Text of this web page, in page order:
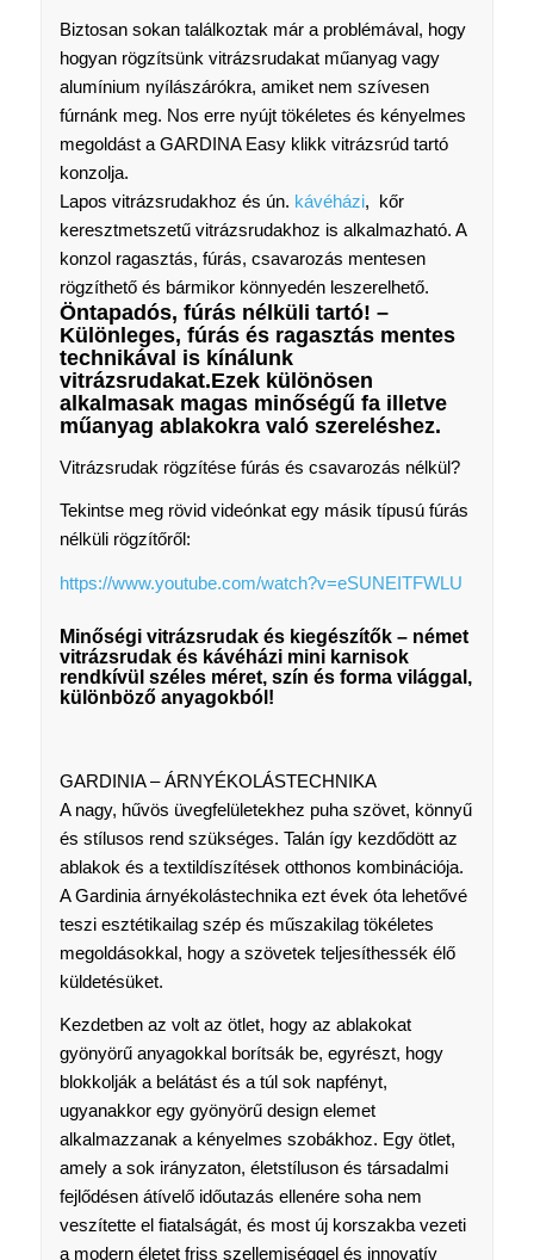
Biztosan sokan találkoztak már a problémával, hogy
hogyan rögzítsünk vitrázsrudakat műanyag vagy
alumínium nyílászárókra, amiket nem szívesen
fúrnánk meg. Nos erre nyújt tökéletes és kényelmes
megoldást a GARDINA Easy klikk vitrázsrúd tartó
konzolja.
Lapos vitrázsrudakhoz és ún. kávéházi, kőr
keresztmetszetű vitrázsrudakhoz is alkalmazható. A
konzol ragasztás, fúrás, csavarozás mentesen
rögzíthető és bármikor könnyedén leszerelhető.
Öntapadós, fúrás nélküli tartó! –
Különleges, fúrás és ragasztás mentes
technikával is kínálunk
vitrázsrudakat.Ezek különösen
alkalmasak magas minőségű fa illetve
műanyag ablakokra való szereléshez.
Vitrázsrudak rögzítése fúrás és csavarozás nélkül?
Tekintse meg rövid videónkat egy másik típusú fúrás
nélküli rögzítőről:
https://www.youtube.com/watch?v=eSUNEITFWLU
Minőségi vitrázsrudak és kiegészítők – német
vitrázsrudak és kávéházi mini karnisok
rendkívül széles méret, szín és forma világgal,
különböző anyagokból!
GARDINIA – ÁRNYÉKOLÁSTECHNIKA
A nagy, hűvös üvegfelületekhez puha szövet, könnyű
és stílusos rend szükséges. Talán így kezdődött az
ablakok és a textildíszítések otthonos kombinációja.
A Gardinia árnyékolástechnika ezt évek óta lehetővé
teszi esztétikailag szép és műszakilag tökéletes
megoldásokkal, hogy a szövetek teljesíthessék élő
küldetésüket.
Kezdetben az volt az ötlet, hogy az ablakokat
gyönyörű anyagokkal borítsák be, egyrészt, hogy
blokkolják a belátást és a túl sok napfényt,
ugyanakkor egy gyönyörű design elemet
alkalmazzanak a kényelmes szobákhoz. Egy ötlet,
amely a sok irányzaton, életstíluson és társadalmi
fejlődésen átívelő időutazás ellenére soha nem
veszítette el fiatalságát, és most új korszakba vezeti
a modern életet friss szellemiséggel és innovatív